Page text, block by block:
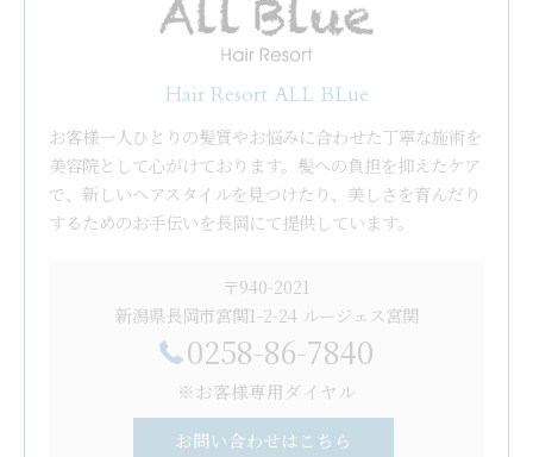
Hair Resort ALL BLue
お客様一人ひとりの髪質やお悩みに合わせた丁寧な施術を
美容院として心がけております。髪への負担を抑えたケア
で、新しいヘアスタイルを見つけたり、美しさを育んだり
するためのお手伝いを長岡にて提供しています。
〒940-2021
新潟県長岡市宮関1-2-24 ルージェス宮関
0258-86-7840
※お客様専用ダイヤル
お問い合わせはこちら